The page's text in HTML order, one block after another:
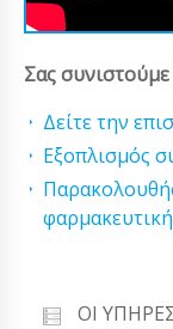
Σας
Δείτε την
Εξοπλισμός
ΟΙ